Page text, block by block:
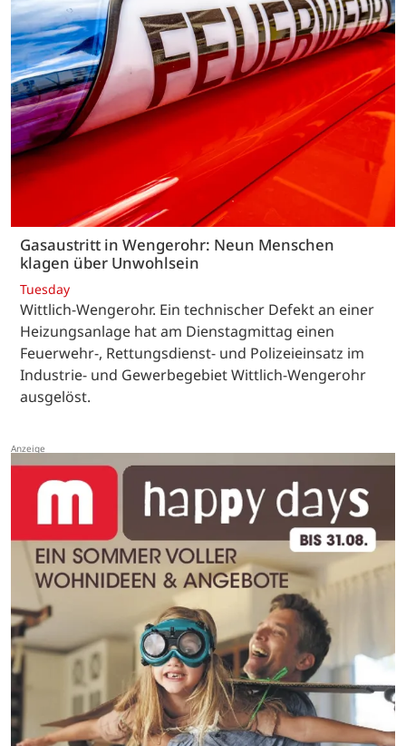
Gasaustritt in Wengerohr: Neun Menschen
klagen über Unwohlsein
Tuesday
Wittlich-Wengerohr. Ein technischer Defekt an einer
Heizungsanlage hat am Dienstagmittag einen
Feuerwehr-, Rettungsdienst- und Polizeieinsatz im
Industrie- und Gewerbegebiet Wittlich-Wengerohr
ausgelöst.